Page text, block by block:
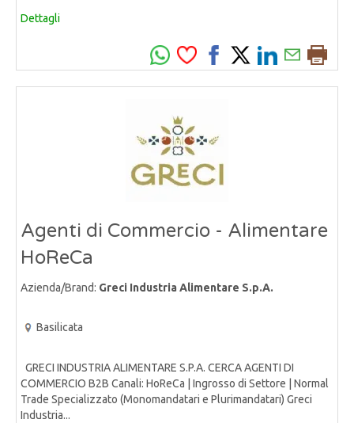
Dettagli
Agenti di Commercio - Alimentare
HoReCa
Azienda/Brand: Greci Industria Alimentare S.p.A.
Basilicata
GRECI INDUSTRIA ALIMENTARE S.P.A. CERCA AGENTI DI
COMMERCIO B2B Canali: HoReCa | Ingrosso di Settore | Normal
Trade Specializzato (Monomandatari e Plurimandatari) Greci
Industria...